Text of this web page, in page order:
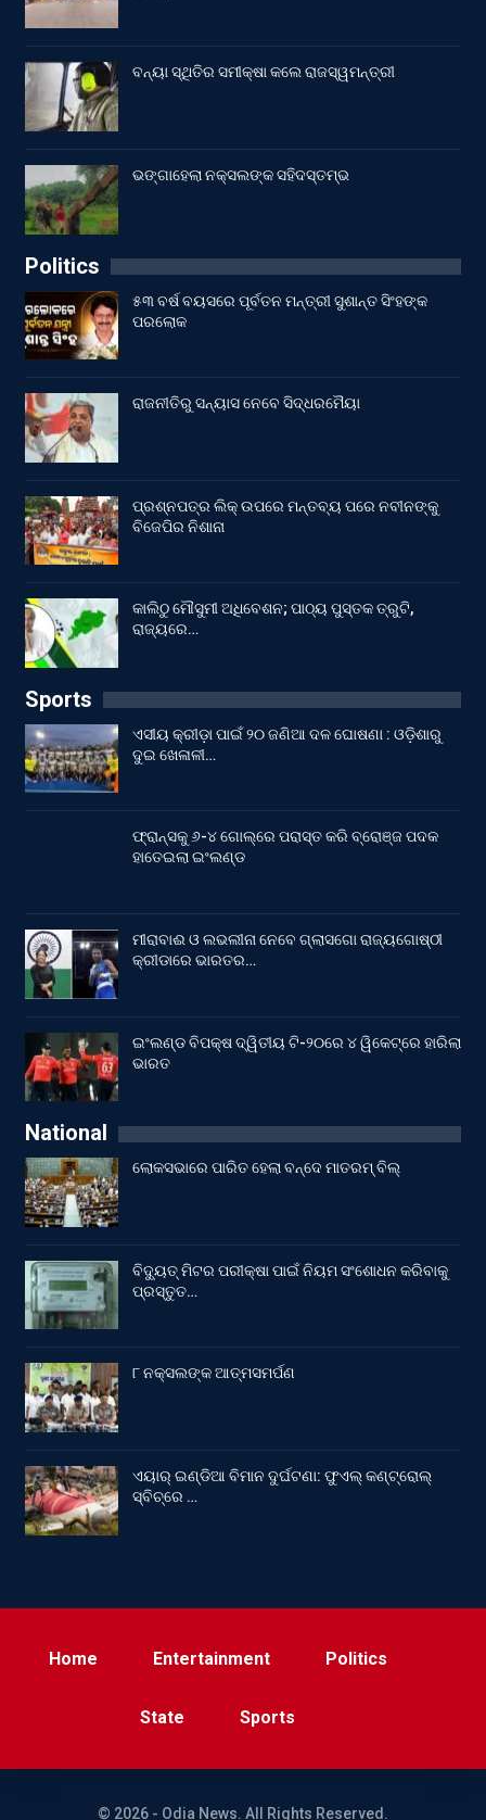
ବନ୍ୟା ସ୍ଥିତିର ସମୀକ୍ଷା କଲେ ରାଜସ୍ୱମନ୍ତ୍ରୀ
ଭଙ୍ଗାହେଲା ନକ୍ସଲଙ୍କ ସହିଦସ୍ତମ୍ଭ
Politics
୫୩ ବର୍ଷ ବୟସରେ ପୂର୍ବତନ ମନ୍ତ୍ରୀ ସୁଶାନ୍ତ ସିଂହଙ୍କ
ପରଲୋକ
ରାଜନୀତିରୁ ସନ୍ୟାସ ନେବେ ସିଦ୍ଧରମୈୟା
ପ୍ରଶ୍ନପତ୍ର ଲିକ୍ ଉପରେ ମନ୍ତବ୍ୟ ପରେ ନବୀନଙ୍କୁ
ବିଜେପିର ନିଶାନା
କାଲିଠୁ ମୌସୁମୀ ଅଧିବେଶନ; ପାଠ୍ୟ ପୁସ୍ତକ ତ୍ରୁଟି,
ରାଜ୍ୟରେ…
Sports
ଏସୀୟ କ୍ରୀଡ଼ା ପାଇଁ ୨୦ ଜଣିଆ ଦଳ ଘୋଷଣା : ଓଡ଼ିଶାରୁ
ଦୁଇ ଖେଳାଳୀ…
ଫ୍ରାନ୍ସକୁ ୬-୪ ଗୋଲ୍‌ରେ ପରାସ୍ତ କରି ବ୍ରୋଞ୍ଜ ପଦକ
ହାତେଇଲା ଇଂଲଣ୍ଡ
ମୀରାବାଈ ଓ ଲଭଲୀନା ନେବେ ଗ୍ଲାସଗୋ ରାଜ୍ୟଗୋଷ୍ଠୀ
କ୍ରୀଡାରେ ଭାରତର…
ଇଂଲଣ୍ଡ ବିପକ୍ଷ ଦ୍ୱିତୀୟ ଟି-୨୦ରେ ୪ ୱିକେଟ୍‌ରେ ହାରିଲା
ଭାରତ
National
ଲୋକସଭାରେ ପାରିତ ହେଲା ବନ୍ଦେ ମାତରମ୍‌ ବିଲ୍‌
ବିଦ୍ୟୁତ୍ ମିଟର ପରୀକ୍ଷା ପାଇଁ ନିୟମ ସଂଶୋଧନ କରିବାକୁ
ପ୍ରସ୍ତୁତ…
୮ ନକ୍ସଲଙ୍କ ଆତ୍ମସମର୍ପଣ
ଏୟାର୍ ଇଣ୍ଡିଆ ବିମାନ ଦୁର୍ଘଟଣା: ଫୁଏଲ୍‌ କଣ୍ଟ୍ରୋଲ୍‌
ସ୍ବିଚ୍‌ରେ …
Home Entertainment Politics
State Sports
© 2026 - Odia News. All Rights Reserved.